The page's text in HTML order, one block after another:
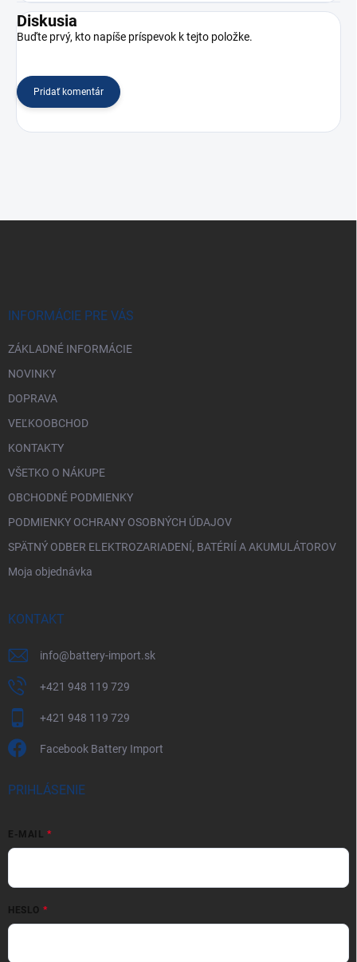
Diskusia
Buďte prvý, kto napíše príspevok k tejto položke.
Pridať komentár
INFORMÁCIE PRE VÁS
ZÁKLADNÉ INFORMÁCIE
NOVINKY
DOPRAVA
VEĽKOOBCHOD
KONTAKTY
VŠETKO O NÁKUPE
OBCHODNÉ PODMIENKY
PODMIENKY OCHRANY OSOBNÝCH ÚDAJOV
SPÄTNÝ ODBER ELEKTROZARIADENÍ, BATÉRIÍ A AKUMULÁTOROV
Moja objednávka
KONTAKT
info@battery-import.sk
+421 948 119 729
+421 948 119 729
Facebook Battery Import
PRIHLÁSENIE
E-MAIL
HESLO